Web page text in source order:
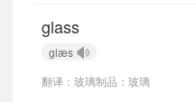
glass
ɡlæs
翻译：玻璃制品：玻璃